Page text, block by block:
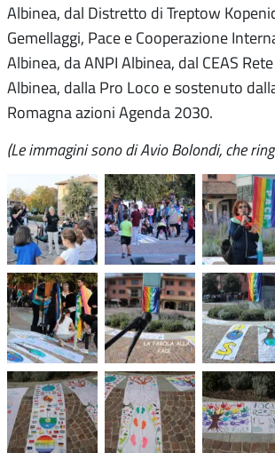
Albinea, dal Distretto di Treptow
Gemellaggi, Pace e Cooperazione
Albinea, da ANPI Albinea, dal CEAS
Albinea, dalla Pro Loco e sostenuto
Romagna azioni Agenda 2030.
(Le immagini sono di Avio Bolondi, che